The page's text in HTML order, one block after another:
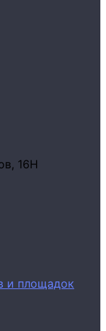
16Н
и площадок